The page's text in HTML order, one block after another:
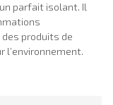
parfait isolant. Il
des produits de
l’environnement.